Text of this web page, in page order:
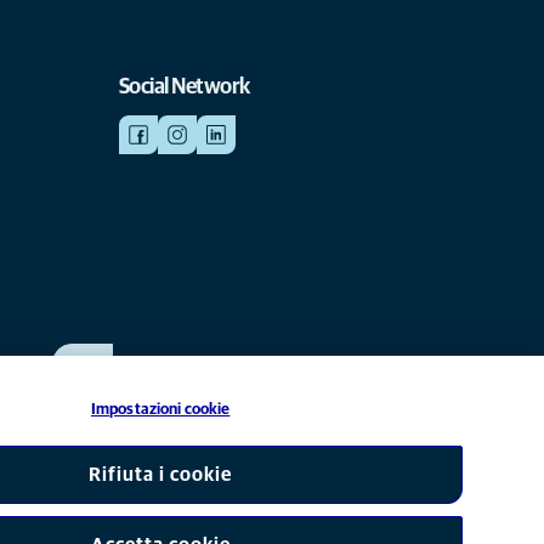
Social Network
di Mars, Inc © 2026
Impostazioni cookie
Rifiuta i cookie